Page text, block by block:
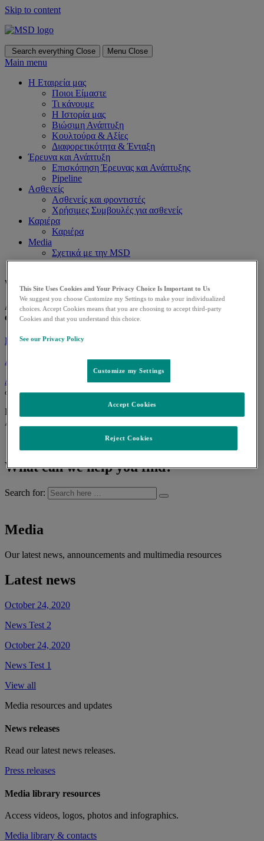
Skip to content
Search everything Close Menu Close
Main menu
Η Εταιρεία μας
Ποιοι Είμαστε
Τι κάνουμε
Η Ιστορία μας
Βιώσιμη Ανάπτυξη
Κουλτούρα & Αξίες
Διαφορετικότητα & Ένταξη
Έρευνα και Ανάπτυξη
Επισκόπηση Έρευνας και Ανάπτυξης
Pipeline
Ασθενείς
Ασθενείς και φροντιστές
Χρήσιμες Συμβουλές για ασθενείς
Καριέρα
Καριέρα
Media
Σχετικά με την MSD
We invent for life
Ακολουθούμε την επιστήμη για να αντιμετωπίσουμε μερικές
από τις μεγαλύτερες απειλές για την υγεία ανά το παγκόσμιο.
Επικοινωνήστε μαζί μας
Αλλαγή γλώσσας | Change Language
Διεθνής παρουσία
Δείτε τα σημεία που θα μας βρείτε παγκοσμίως και τα
στοιχεία επικοινωνίας ανά χώρα
Back
Αλλαγή γλώσσας | Change Language
What can we help you find?
Search for:
Media
Our latest news, announcements and multimedia resources
Latest news
October 24, 2020
News Test 2
October 24, 2020
News Test 1
View all
Media resources and updates
News releases
Read our latest news releases.
Press releases
Media library resources
Access videos, logos, photos and infographics.
Media library & contacts
This Site Uses Cookies and Your Privacy Choice Is Important to Us
We suggest you choose Customize my Settings to make your individualized
choices. Accept Cookies means that you are choosing to accept third-party
Cookies and that you understand this choice.
See our Privacy Policy
Customize my Settings
Reject Cookies
Accept Cookies